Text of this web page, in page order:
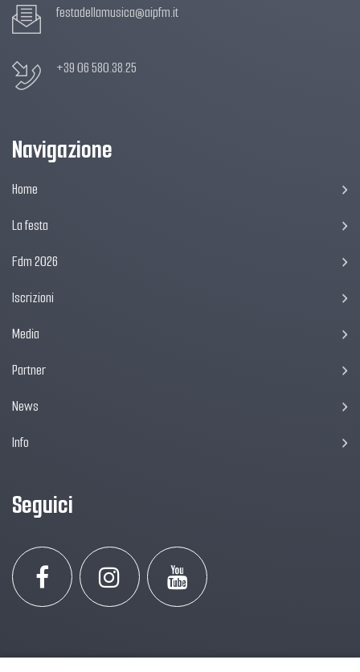
festadellamusica@aipfm.it
+39 06 580.38.25
Navigazione
Home
La festa
Fdm 2026
Iscrizioni
Media
Partner
News
Info
Seguici